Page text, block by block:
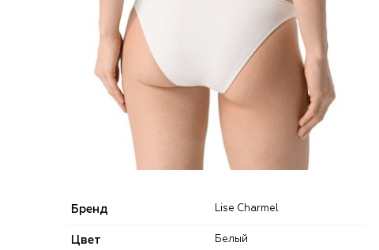
Бренд Lise Charmel
Цвет Белый